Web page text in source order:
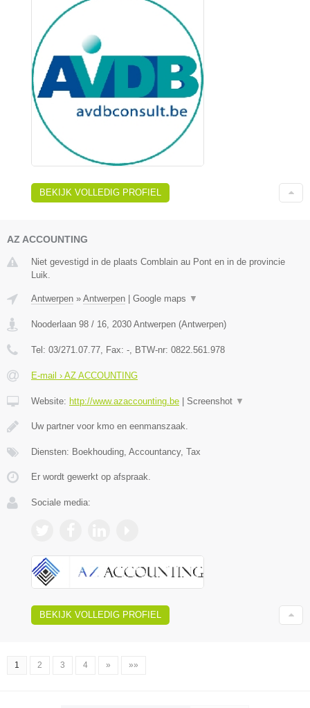
BEKIJK VOLLEDIG PROFIEL
AZ ACCOUNTING
Niet gevestigd in de plaats Comblain au Pont en in de provincie
Luik.
Antwerpen » Antwerpen | Google maps ▼
Nooderlaan 98 / 16 2030 Antwerpen (Antwerpen)
Tel: 03/271.07.77 , Fax: - , BTW-nr: 0822.561.978
E-mail › AZ ACCOUNTING
Website: http://www.azaccounting.be | Screenshot ▼
Uw partner voor kmo en eenmanszaak.
Diensten: Boekhouding, Accountancy, Tax
Er wordt gewerkt op afspraak.
Sociale media:
BEKIJK VOLLEDIG PROFIEL
1 2 3 4 » »»